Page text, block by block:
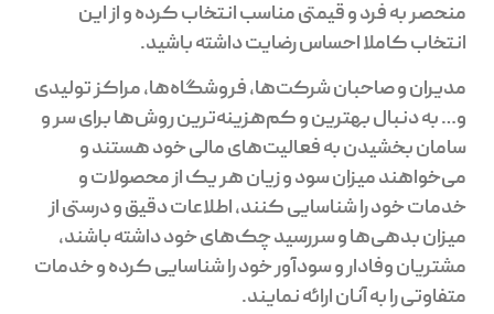
منحصر به فرد و قیمتی مناسب انتخاب کرده و از این
انتخاب کاملا احساس رضایت داشته باشید.
مدیران و صاحبان شرکت‌ها، فروشگاه‌ها، مراکز تولیدی
و… به دنبال بهترین و کم‌هزینه‌ترین روش‌ها برای سر و
سامان بخشیدن به فعالیت‌های مالی خود هستند و
می‌خواهند میزان سود و زیان هر یک از محصولات و
خدمات خود را شناسایی کنند، اطلاعات دقیق و درستی از
میزان بدهی‌ها و سررسید چک‌های خود داشته باشند،
مشتریان وفادار و سودآور خود را شناسایی کرده و خدمات
متفاوتی را به آنان ارائه نمایند.